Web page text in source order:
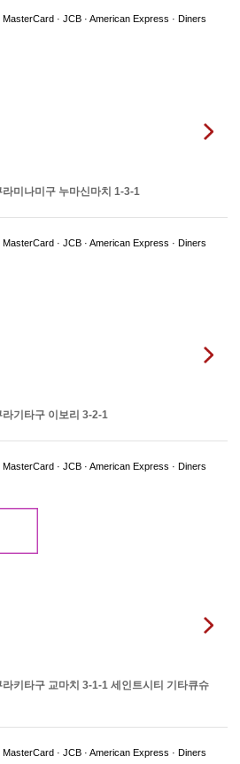
· JCB · American Express · Diners
미나미구 누마신마치 1-3-1
· JCB · American Express · Diners
기타구 이보리 3-2-1
· JCB · American Express · Diners
키타구 교마치 3-1-1 세인트시티 기타큐슈
· JCB · American Express · Diners